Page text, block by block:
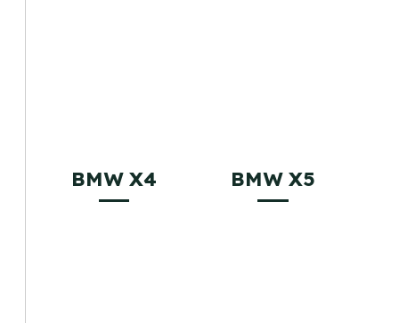
BMW X4 BMW X5